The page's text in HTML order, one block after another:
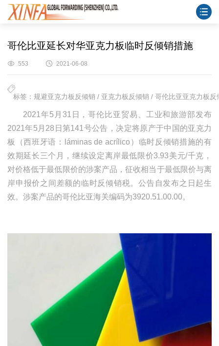
哥伦比亚延长对华亚克力板临时反倾销措施
553 2021-06-08
标签：规避亚克力板反倾销 / 亚克力板反倾销 / 哥伦比亚亚克力板
2021年5月31日，哥伦比亚贸易、工业和旅游部发布
2021年5月28日第141号公告，决定将原产于中国的亚克力
板（西班牙语：láminas de acrílico）临时反倾销措施的有
效期延长三个月，继续设定离岸最低限价3.93美元/千克，
对价格低于最低限价的涉案产品，征收相当于最低限价与离
岸申报价之间差额的临时反倾销税。公告自发布之日起生
效。涉案产品的哥伦比亚海关编码为3920.51.00.00。